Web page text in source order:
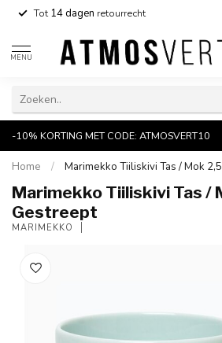
Tot14 dagen retourrecht
MENU
-10% KORTING MET CODE: ATMOSVERT10
Home / Marimekko Tiiliskivi Tas / Mok
Marimekko Tiiliskivi Tas /
Gestreept
MARIMEKKO